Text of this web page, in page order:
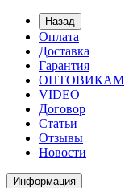
Назад
Оплата
Доставка
Гарантия
ОПТОВИКАМ
VIDEO
Договор
Статьи
Отзывы
Новости
Информация